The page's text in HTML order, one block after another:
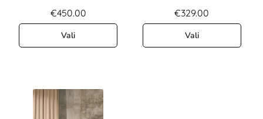
€450.00
Vali
€329.00
Vali